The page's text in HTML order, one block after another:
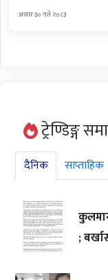
असार ३० गते २०८३
ट्रेण्डिङ्ग
दैनिक साप्ताहिक
;